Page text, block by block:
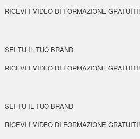
RICEVI I VIDEO DI FORMAZIONE GRATUITI!
SEI TU IL TUO BRAND
RICEVI I VIDEO DI FORMAZIONE GRATUITI!
SEI TU IL TUO BRAND
RICEVI I VIDEO DI FORMAZIONE GRATUITI!